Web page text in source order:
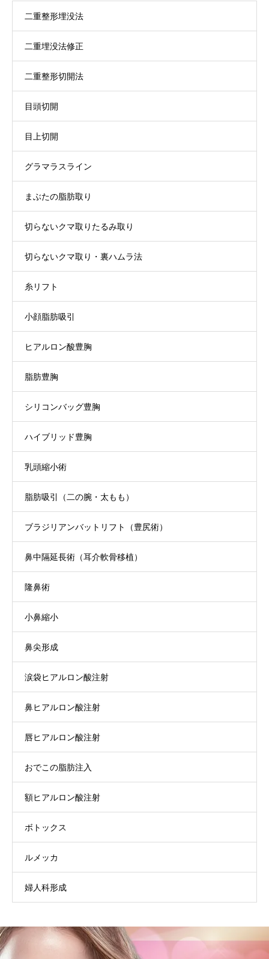
二重整形埋没法
二重埋没法修正
二重整形切開法
目頭切開
目上切開
グラマラスライン
まぶたの脂肪取り
切らないクマ取りたるみ取り
切らないクマ取り・裏ハムラ法
糸リフト
小顔脂肪吸引
ヒアルロン酸豊胸
脂肪豊胸
シリコンバッグ豊胸
ハイブリッド豊胸
乳頭縮小術
脂肪吸引（二の腕・太もも）
ブラジリアンバットリフト（豊尻術）
鼻中隔延長術（耳介軟骨移植）
隆鼻術
小鼻縮小
鼻尖形成
涙袋ヒアルロン酸注射
鼻ヒアルロン酸注射
唇ヒアルロン酸注射
おでこの脂肪注入
額ヒアルロン酸注射
ボトックス
ルメッカ
婦人科形成